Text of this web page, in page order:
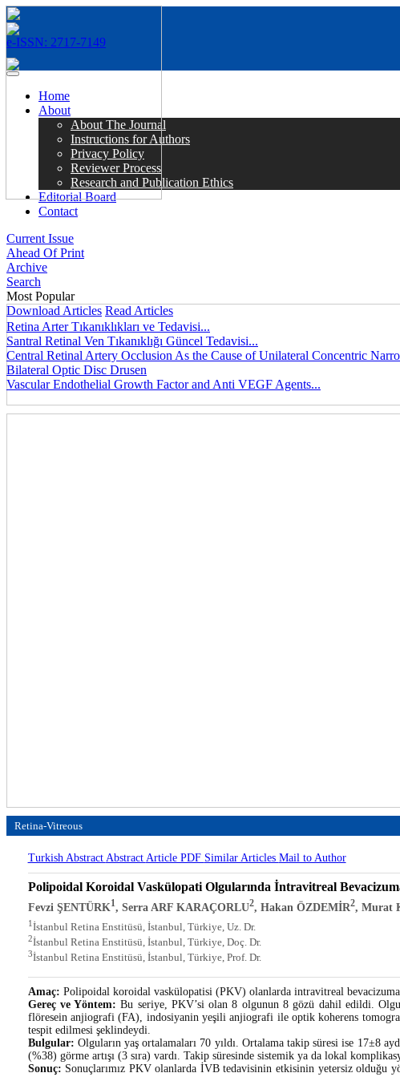
e-ISSN: 2717-7149
MENÜ
Home
About
About The Journal
Instructions for Authors
Privacy Policy
Reviewer Process
Research and Publication Ethics
Editorial Board
Contact
Current Issue
Ahead Of Print
Archive
Search
Most Popular
Download Articles Read Articles
Retina Arter Tıkanıklıkları ve Tedavisi...
Santral Retinal Ven Tıkanıklığı Güncel Tedavisi...
Central Retinal Artery Occlusion As the Cause of Unilateral Concentric
Bilateral Optic Disc Drusen
Vascular Endothelial Growth Factor and Anti VEGF Agents...
Retina-Vitreous
Turkish Abstract Abstract Article PDF Similar Articles Mail to Author
Polipoidal Koroidal Vaskülopati Olgularında İntravitreal
Fevzi ŞENTÜRK1, Serra ARF KARAÇORLU2, Hakan ÖZDEMİR2, Murat
1İstanbul Retina Enstitüsü, İstanbul, Türkiye, Uz. Dr.
2İstanbul Retina Enstitüsü, İstanbul, Türkiye, Doç. Dr.
3İstanbul Retina Enstitüsü, İstanbul, Türkiye, Prof. Dr.
Amaç: Polipoidal koroidal vaskülopatisi (PKV) olanlarda intravitreal
Gereç ve Yöntem: Bu seriye, PKV’si olan 8 olgunun 8 gözü dahil edildi.
flöresein anjiografi (FA), indosiyanin yeşili anjiografi ile optik koherens
tespit edilmesi şeklindeydi.
Bulgular: Olguların yaş ortalamaları 70 yıldı. Ortalama takip süresi ise 17±8
(%38) görme artışı (3 sıra) vardı. Takip süresinde sistemik ya da lokal
Sonuç: Sonuçlarımız PKV olanlarda İVB tedavisinin etkisinin yetersiz olduğu